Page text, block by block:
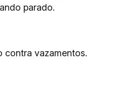
parado.
contra vazamentos.